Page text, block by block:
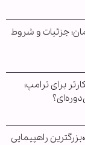
جزئیات و شروط
برای ترامپ؛
راهپیمایی